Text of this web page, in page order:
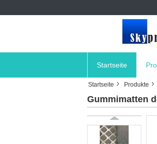
Startseite
Startseite Produkte
Gummimatten